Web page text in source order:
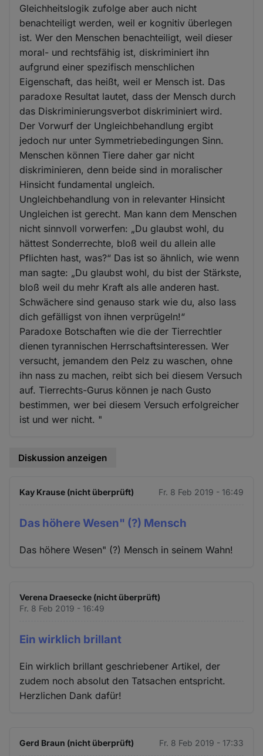
Gleichheitslogik zufolge aber auch nicht
benachteiligt werden, weil er kognitiv überlegen
ist. Wer den Menschen benachteiligt, weil dieser
moral- und rechtsfähig ist, diskriminiert ihn
aufgrund einer spezifisch menschlichen
Eigenschaft, das heißt, weil er Mensch ist. Das
paradoxe Resultat lautet, dass der Mensch durch
das Diskriminierungsverbot diskriminiert wird.
Der Vorwurf der Ungleichbehandlung ergibt
jedoch nur unter Symmetriebedingungen Sinn.
Menschen können Tiere daher gar nicht
diskriminieren, denn beide sind in moralischer
Hinsicht fundamental ungleich.
Ungleichbehandlung von in relevanter Hinsicht
Ungleichen ist gerecht. Man kann dem Menschen
nicht sinnvoll vorwerfen: „Du glaubst wohl, du
hättest Sonderrechte, bloß weil du allein alle
Pflichten hast, was?“ Das ist so ähnlich, wie wenn
man sagte: „Du glaubst wohl, du bist der Stärkste,
bloß weil du mehr Kraft als alle anderen hast.
Schwächere sind genauso stark wie du, also lass
dich gefälligst von ihnen verprügeln!“
Paradoxe Botschaften wie die der Tierrechtler
dienen tyrannischen Herrschaftsinteressen. Wer
versucht, jemandem den Pelz zu waschen, ohne
ihn nass zu machen, reibt sich bei diesem Versuch
auf. Tierrechts-Gurus können je nach Gusto
bestimmen, wer bei diesem Versuch erfolgreicher
ist und wer nicht. "
Diskussion anzeigen
Kay Krause (nicht überprüft) Fr. 8 Feb 2019 - 16:49
Das höhere Wesen" (?) Mensch
Das höhere Wesen" (?) Mensch in seinem Wahn!
Verena Draesecke (nicht überprüft)
Fr. 8 Feb 2019 - 16:49
Ein wirklich brillant
Ein wirklich brillant geschriebener Artikel, der
zudem noch absolut den Tatsachen entspricht.
Herzlichen Dank dafür!
Gerd Braun (nicht überprüft) Fr. 8 Feb 2019 - 17:33